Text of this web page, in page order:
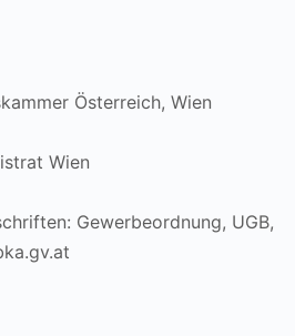
Österreich, Wien
Wien
Gewerbeordnung, UGB,